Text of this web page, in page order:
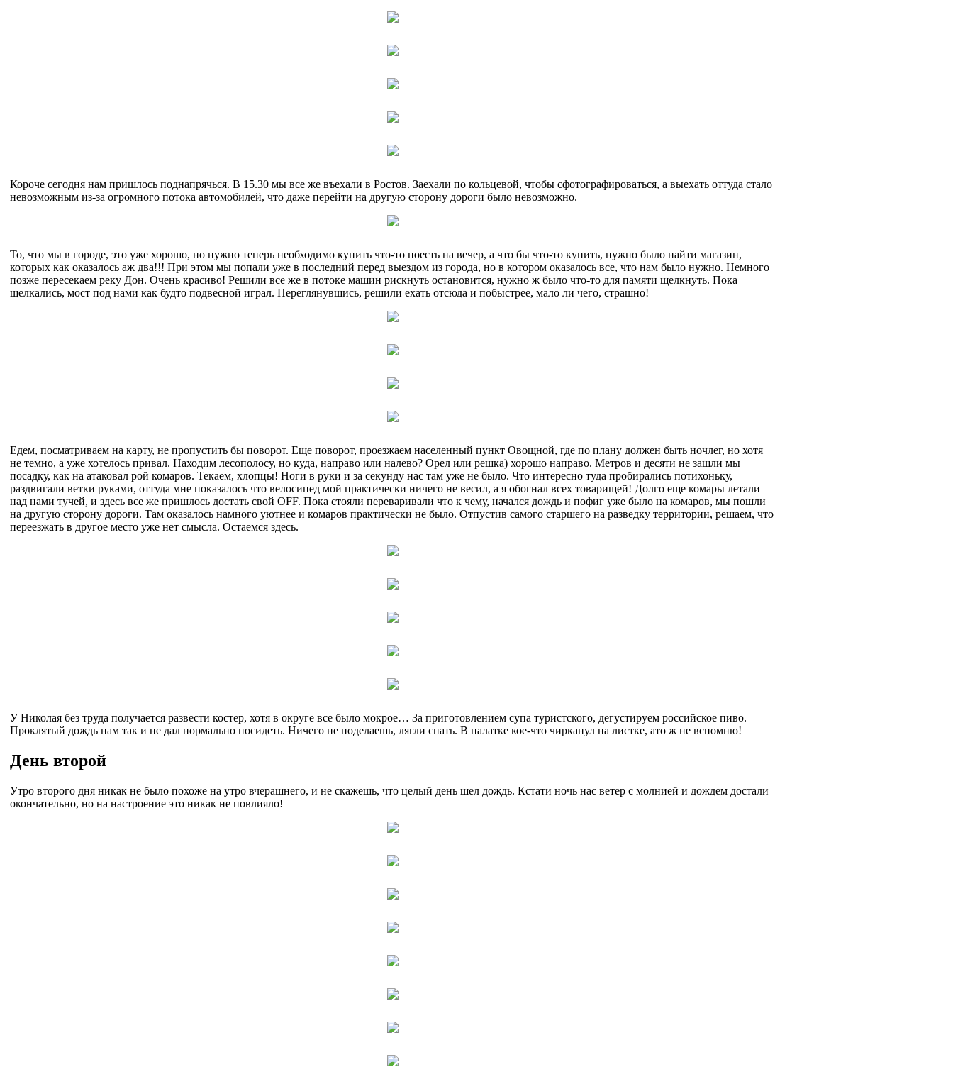
Короче сегодня нам пришлось поднапрячься. В 15.30 мы все же въехали в Ростов. Заехали по кольцевой, чтобы сфотографироваться, а выехать оттуда стало
невозможным из-за огромного потока автомобилей, что даже перейти на другую сторону дороги было невозможно.
То, что мы в городе, это уже хорошо, но нужно теперь необходимо купить что-то поесть на вечер, а что бы что-то купить, нужно было найти магазин,
которых как оказалось аж два!!! При этом мы попали уже в последний перед выездом из города, но в котором оказалось все, что нам было нужно. Немного
позже пересекаем реку Дон. Очень красиво! Решили все же в потоке машин рискнуть остановится, нужно ж было что-то для памяти щелкнуть. Пока
щелкались, мост под нами как будто подвесной играл. Переглянувшись, решили ехать отсюда и побыстрее, мало ли чего, страшно!
Едем, посматриваем на карту, не пропустить бы поворот. Еще поворот, проезжаем населенный пункт Овощной, где по плану должен быть ночлег, но хотя
не темно, а уже хотелось привал. Находим лесополосу, но куда, направо или налево? Орел или решка) хорошо направо. Метров и десяти не зашли мы
посадку, как на атаковал рой комаров. Текаем, хлопцы! Ноги в руки и за секунду нас там уже не было. Что интересно туда пробирались потихоньку,
раздвигали ветки руками, оттуда мне показалось что велосипед мой практически ничего не весил, а я обогнал всех товарищей! Долго еще комары летали
над нами тучей, и здесь все же пришлось достать свой OFF. Пока стояли переваривали что к чему, начался дождь и пофиг уже было на комаров, мы пошли
на другую сторону дороги. Там оказалось намного уютнее и комаров практически не было. Отпустив самого старшего на разведку территории, решаем, что
переезжать в другое место уже нет смысла. Остаемся здесь.
У Николая без труда получается развести костер, хотя в округе все было мокрое… За приготовлением супа туристского, дегустируем российское пиво.
Проклятый дождь нам так и не дал нормально посидеть. Ничего не поделаешь, лягли спать. В палатке кое-что чирканул на листке, ато ж не вспомню!
День второй
Утро второго дня никак не было похоже на утро вчерашнего, и не скажешь, что целый день шел дождь. Кстати ночь нас ветер с молнией и дождем достали
окончательно, но на настроение это никак не повлияло!